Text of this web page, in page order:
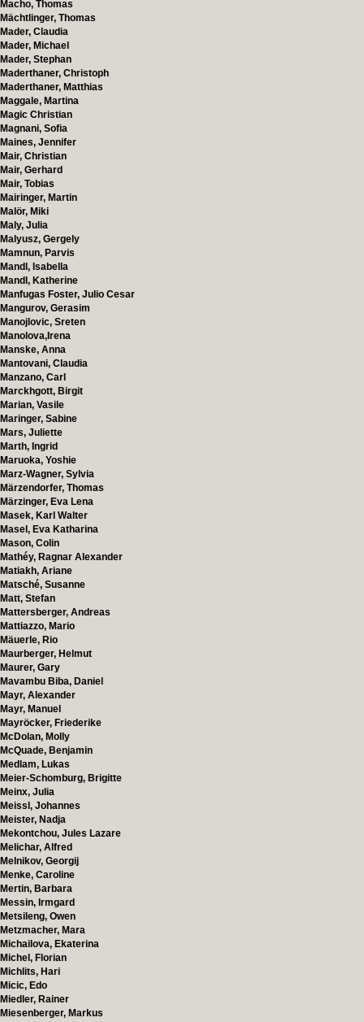
Macho, Thomas
Mächtlinger, Thomas
Mader, Claudia
Mader, Michael
Mader, Stephan
Maderthaner, Christoph
Maderthaner, Matthias
Maggale, Martina
Magic Christian
Magnani, Sofia
Maines, Jennifer
Mair, Christian
Mair, Gerhard
Mair, Tobias
Mairinger, Martin
Malör, Miki
Maly, Julia
Malyusz, Gergely
Mamnun, Parvis
Mandl, Isabella
Mandl, Katherine
Manfugas Foster, Julio Cesar
Mangurov, Gerasim
Manojlovic, Sreten
Manolova,Irena
Manske, Anna
Mantovani, Claudia
Manzano, Carl
Marckhgott, Birgit
Marian, Vasile
Maringer, Sabine
Mars, Juliette
Marth, Ingrid
Maruoka, Yoshie
Marz-Wagner, Sylvia
Märzendorfer, Thomas
Märzinger, Eva Lena
Masek, Karl Walter
Masel, Eva Katharina
Mason, Colin
Mathéy, Ragnar Alexander
Matiakh, Ariane
Matsché, Susanne
Matt, Stefan
Mattersberger, Andreas
Mattiazzo, Mario
Mäuerle, Rio
Maurberger, Helmut
Maurer, Gary
Mavambu Biba, Daniel
Mayr, Alexander
Mayr, Manuel
Mayröcker, Friederike
McDolan, Molly
McQuade, Benjamin
Medlam, Lukas
Meier-Schomburg, Brigitte
Meinx, Julia
Meissl, Johannes
Meister, Nadja
Mekontchou, Jules Lazare
Melichar, Alfred
Melnikov, Georgij
Menke, Caroline
Mertin, Barbara
Messin, Irmgard
Metsileng, Owen
Metzmacher, Mara
Michailova, Ekaterina
Michel, Florian
Michlits, Hari
Micic, Edo
Miedler, Rainer
Miesenberger, Markus